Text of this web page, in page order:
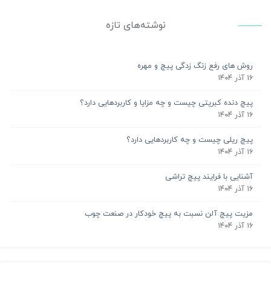
نوشته‌های تازه
روش های رفع زنگ زدگی پیچ و مهره
۱۶ آذر ۱۴۰۴
پیچ دنده کبریتی چیست و چه مزایا و کاربردهایی دارد؟
۱۶ آذر ۱۴۰۴
پیچ ریلی چیست و چه کاربردهایی دارد؟
۱۶ آذر ۱۴۰۴
آشنایی با فرایند پیچ تراشی
۱۶ آذر ۱۴۰۴
مزیت پیچ آلن نسبت به پیچ خودکار در صنعت چوب
۱۶ آذر ۱۴۰۴